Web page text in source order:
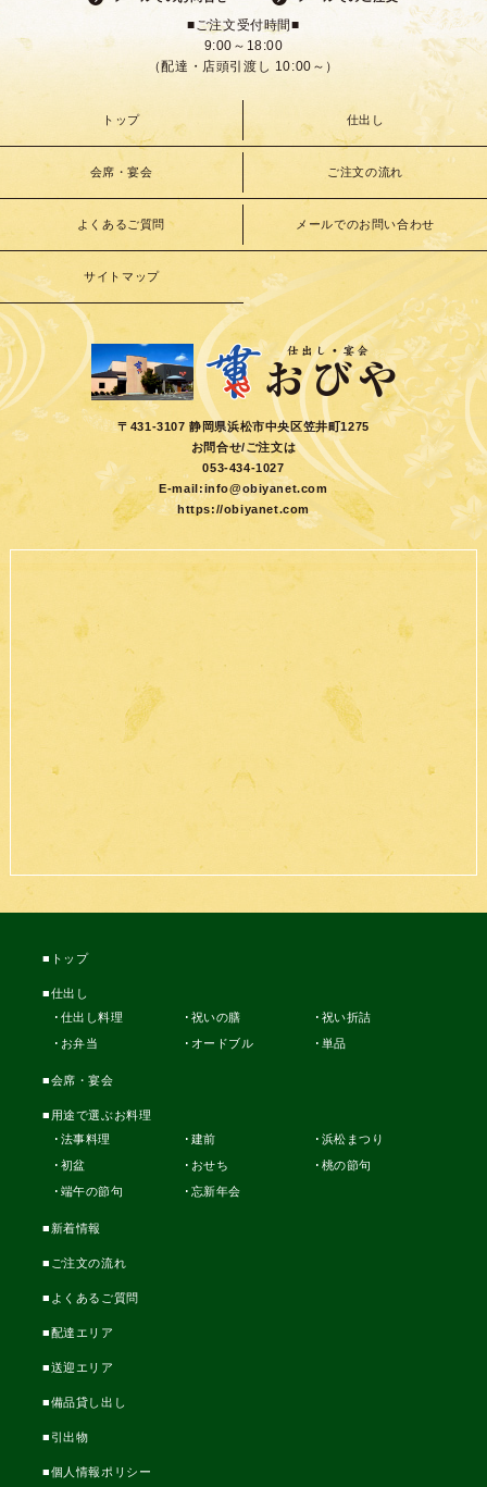
■ご注文受付時間■
9:00～18:00
（配達・店頭引渡し 10:00～）
トップ 仕出し
会席・宴会 ご注文の流れ
よくあるご質問 メールでのお問い合わせ
サイトマップ
〒431-3107 静岡県浜松市中央区笠井町1275
お問合せ/ご注文は
053-434-1027
E-mail:info@obiyanet.com
https://obiyanet.com
トップ
仕出し
仕出し料理
祝いの膳
祝い折詰
お弁当
オードブル 単品
会席・宴会
用途で選ぶお料理
法事料理
建前
浜松まつり
初盆
おせち
桃の節句
端午の節句
忘新年会
新着情報
ご注文の流れ
よくあるご質問
配達エリア
送迎エリア
備品貸し出し
引出物
個人情報ポリシー